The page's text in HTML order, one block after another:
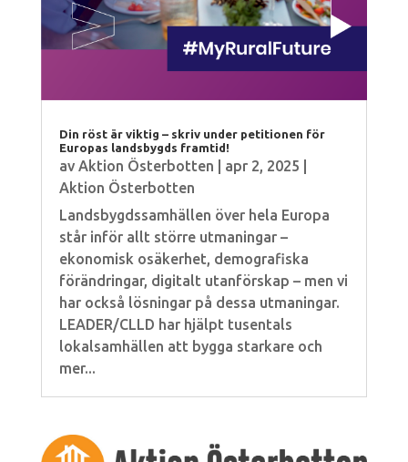
Din röst är viktig – skriv under petitionen för
Europas landsbygds framtid!
av Aktion Österbotten apr 2, 2025
Aktion Österbotten
Landsbygdssamhällen över hela Europa
står inför allt större utmaningar –
ekonomisk osäkerhet, demografiska
förändringar, digitalt utanförskap – men vi
har också lösningar på dessa utmaningar.
LEADER/CLLD har hjälpt tusentals
lokalsamhällen att bygga starkare och
mer...